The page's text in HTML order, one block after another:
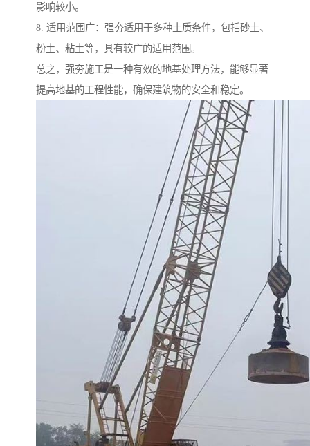
影响较小。
8. 适用范围广：强夯适用于多种土质条件，包括砂土、
粉土、粘土等，具有较广的适用范围。
总之，强夯施工是一种有效的地基处理方法，能够显著
提高地基的工程性能，确保建筑物的安全和稳定。